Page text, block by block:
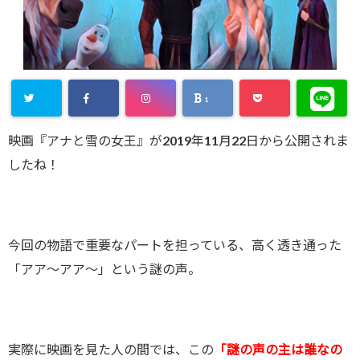
1
映画『アナと雪の女王』が2019年11月22日から公開されま
したね！
今回の物語で重要なパートを担っている、高く透き通った
「アア〜アア〜」という謎の声。
実際に映画を見た人の間では、この 「謎の声の主は誰なの